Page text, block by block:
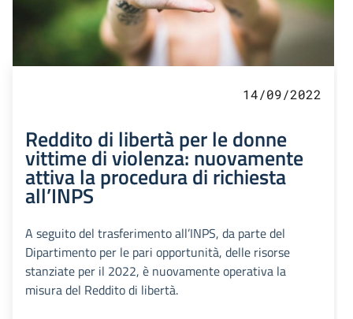
14/09/2022
Reddito di libertà per le donne
vittime di violenza: nuovamente
attiva la procedura di richiesta
all’INPS
A seguito del trasferimento all’INPS, da parte del
Dipartimento per le pari opportunità, delle risorse
stanziate per il 2022, è nuovamente operativa la
misura del Reddito di libertà.